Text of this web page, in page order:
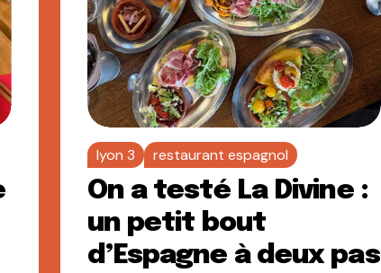
lyon 3 restaurant espagnol
On a testé La Divine :
un petit bout
d’Espagne à deux pas